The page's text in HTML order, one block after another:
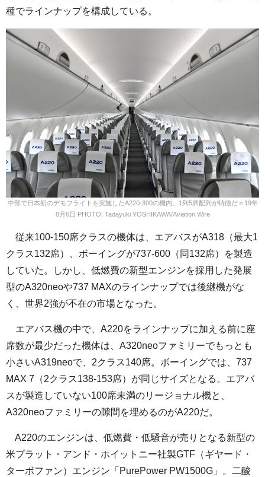
種でラインナップを構成している。
中部で日本初のデモフライトを実施したA220-300の機内。1列5席配列が特徴だ＝19年
8月6日 PHOTO: Tadayuki YOSHIKAWA/Aviation Wire
従来100-150席クラスの機体は、エアバスがA318（最大1
クラス132席）、ボーイングが737-600（同132席）を製造
していた。しかし、低燃費の新型エンジンを採用した発展
型のA320neoや737 MAXのラインナップでは後継機がな
く、世界2強が不在の市場となった。
エアバス機の中で、A220をラインナップに加える前に座
席数が最少だった機体は、A320neoファミリーでもっとも
小さいA319neoで、2クラス140席。ボーイングでは、737
MAX 7（2クラス138-153席）が同じサイズとなる。エアバ
スが製造していない100席未満のリージョナル機と、
A320neoファミリーの隙間を埋めるのがA220だ。
A220のエンジンは、低燃費・低騒音が売りとなる新型の
米プラット・アンド・ホイットニー社製GTF（ギヤード・
ターボファン）エンジン「PurePower PW1500G」。二酸